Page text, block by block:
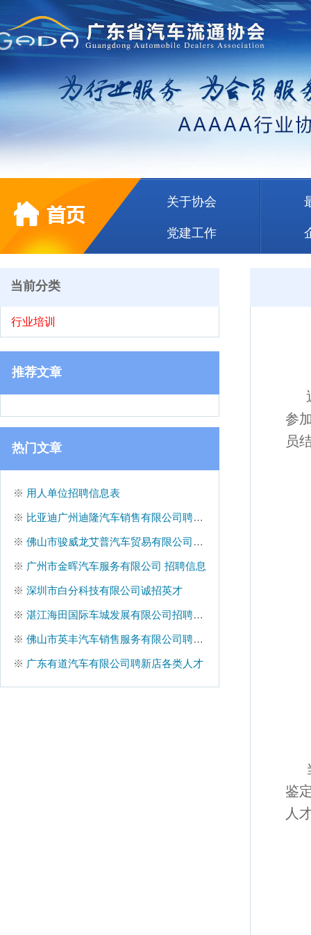
关于协会
党建工作
当前分类
行业培训
推荐文章
热门文章
※ 用人单位招聘信息表
※ 比亚迪广州迪隆汽车销售有限公司聘策划文员
※ 佛山市骏威龙艾普汽车贸易有限公司聘二手车评估师
※ 广州市金晖汽车服务有限公司 招聘信息
※ 深圳市白分科技有限公司诚招英才
※ 湛江海田国际车城发展有限公司招聘信息
※ 佛山市英丰汽车销售服务有限公司聘销售计划经理等
※ 广东有道汽车有限公司聘新店各类人才
参
员
鉴
人